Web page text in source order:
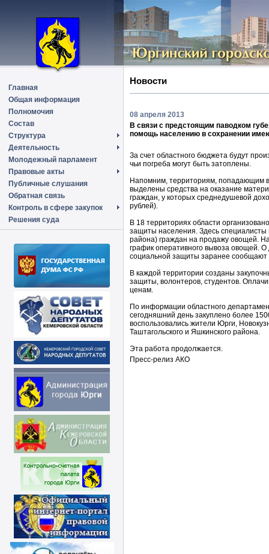
Главная
Общая информация
Полномочия
Состав
Структура
Деятельность
Молодежный парламент
Правовые акты
Публичные слушания
Обратная связь
Контроль в сфере закупок
Решения суда
Новости
08 апреля 2013
В связи с предстоящим паводком
помощь населению в сохранении
За счет областного бюджета будут
чьи погреба могут быть затоплены.
Напомним, территориям, попадающим
выделены средства на оказание
граждан, у которых среднедушевой
рублей).
В 18 территориях области
защиты населения. Здесь
района) граждан на продажу овощей.
график оперативного вывоза овощей.
социальной защиты заранее сообщают
В каждой территории созданы
защиты, волонтеров, студентов.
ценам.
По информации областного
сегодняшний день закуплено более
воспользовались жители Юрги,
Таштагольского и Яшкинского района.
Эта работа продолжается.
Пресс-релиз АКО